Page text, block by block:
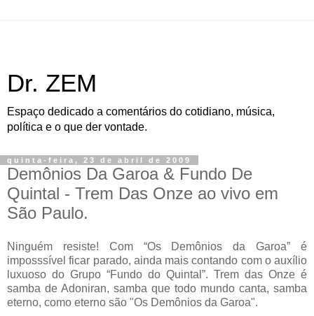
Dr. ZEM
Espaço dedicado a comentários do cotidiano, música,
política e o que der vontade.
quinta-feira, 23 de abril de 2009
Demônios Da Garoa & Fundo De
Quintal - Trem Das Onze ao vivo em
São Paulo.
Ninguém resiste! Com “Os Demônios da Garoa” é
imposssível ficar parado, ainda mais contando com o auxílio
luxuoso do Grupo “Fundo do Quintal”. Trem das Onze é
samba de Adoniran, samba que todo mundo canta, samba
eterno, como eterno são "Os Demônios da Garoa".